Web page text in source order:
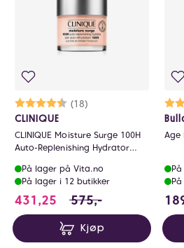
Karakter:
(18)
4.9 av 5 mulige
CLINIQUE
CLINIQUE Moisture Surge 100H
Auto-Replenishing Hydrator
På lager på Vita.no
På lager i 12 butikker
431,25 431.25 i stedet for
575,-
Kjøp
Age